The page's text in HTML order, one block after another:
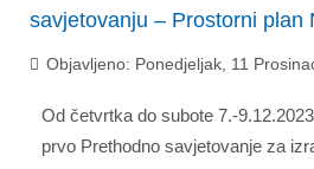
savjetovanju – Prostorni plan
Objavljeno: Ponedjeljak, 11
Od četvrtka do subote 7.-
prvo Prethodno savjetovanje za